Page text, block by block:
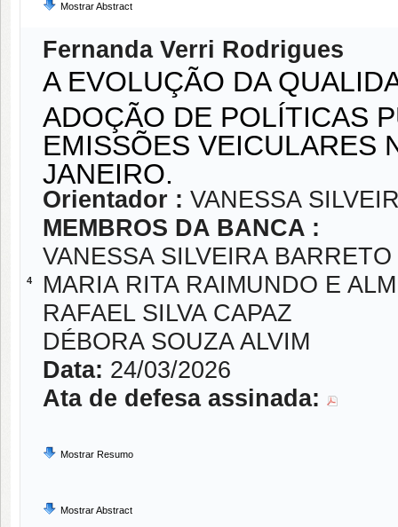
Mostrar Abstract
4
Fernanda Verri Rodrigues
A EVOLUÇÃO DA
ADOÇÃO DE POLÍTICAS
EMISSÕES VEICULARES
JANEIRO.
Orientador : VANESSA
MEMBROS DA BANCA :
VANESSA SILVEIRA
MARIA RITA RAIMUNDO E
RAFAEL SILVA CAPAZ
DÉBORA SOUZA ALVIM
Data: 24/03/2026
Ata de defesa assinada:
Mostrar Resumo
Mostrar Abstract